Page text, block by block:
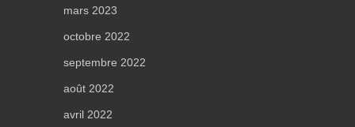
mars 2023
octobre 2022
septembre 2022
août 2022
avril 2022